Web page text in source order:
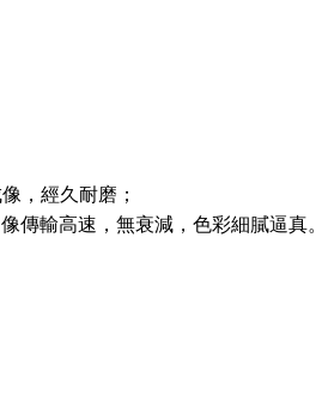
，經久耐磨；
傳輸高速，無衰減，色彩細膩逼真。